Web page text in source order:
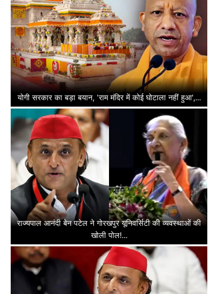
योगी सरकार का बड़ा बयान, 'राम मंदिर में कोई घोटाला नहीं हुआ',...
राज्यपाल आनंदी बेन पटेल ने गोरखपुर यूनिवर्सिटी की व्यवस्थाओं की
खोली पोल!...